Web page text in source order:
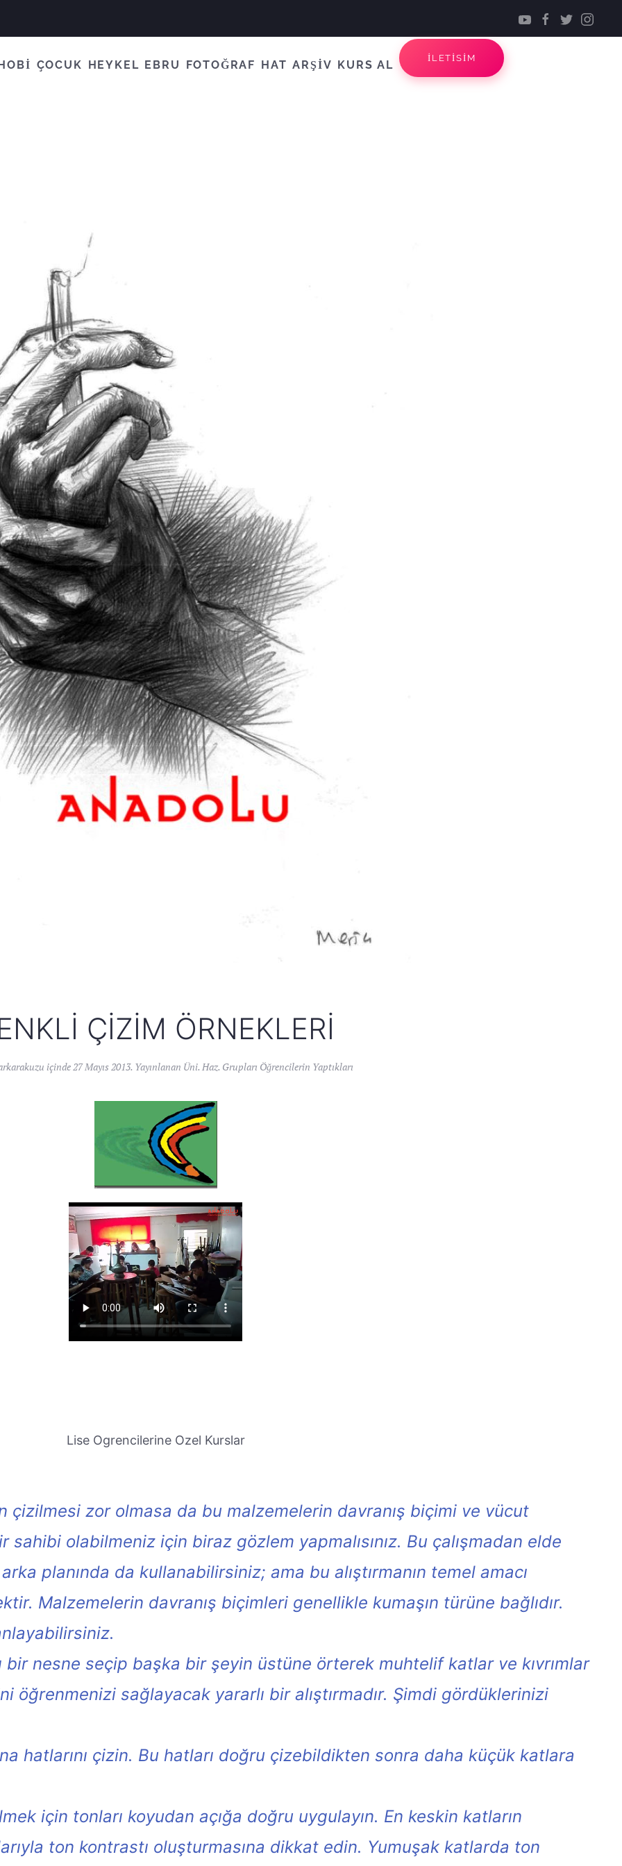
ÇOCUK HEYKEL EBRU FOTOĞRAF HAT ARŞİV KURS AL
İLETİSİM
ÇIZIM ÖRNEKLERI
içinde27 Mayıs 2013. Yayınlanan Üni. Haz. Grupları Öğrencilerin Yaptıkları
Lise Ogrencilerine Ozel Kurslar
çizilmesi zor olmasa da bu malzemelerin davranış biçimi ve vücut
olabilmeniz için biraz gözlem yapmalısınız. Bu çalışmadan elde
planında da kullanabilirsiniz; ama bu alıştırmanın temel amacı
Malzemelerin davranış biçimleri genellikle kumaşın türüne bağlıdır.
bir nesne seçip başka bir şeyin üstüne örterek muhtelif katlar ve kıvrımlar
öğrenmenizi sağlayacak yararlı bir alıştırmadır. Şimdi gördüklerinizi
hatlarını çizin. Bu hatları doğru çizebildikten sonra daha küçük katlara
için tonları koyudan açığa doğru uygulayın. En keskin katların
ton kontrastı oluşturmasına dikkat edin. Yumuşak katlarda ton